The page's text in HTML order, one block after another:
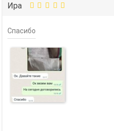
Ира
Спасибо